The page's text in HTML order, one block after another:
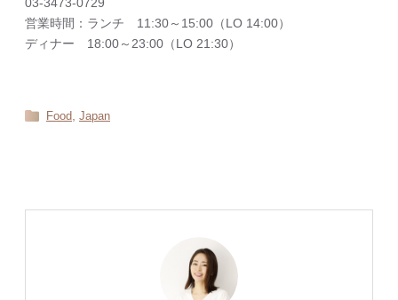
03-3473-0729
営業時間：ランチ 11:30～15:00（LO 14:00）
ディナー 18:00～23:00（LO 21:30）
Food, Japan